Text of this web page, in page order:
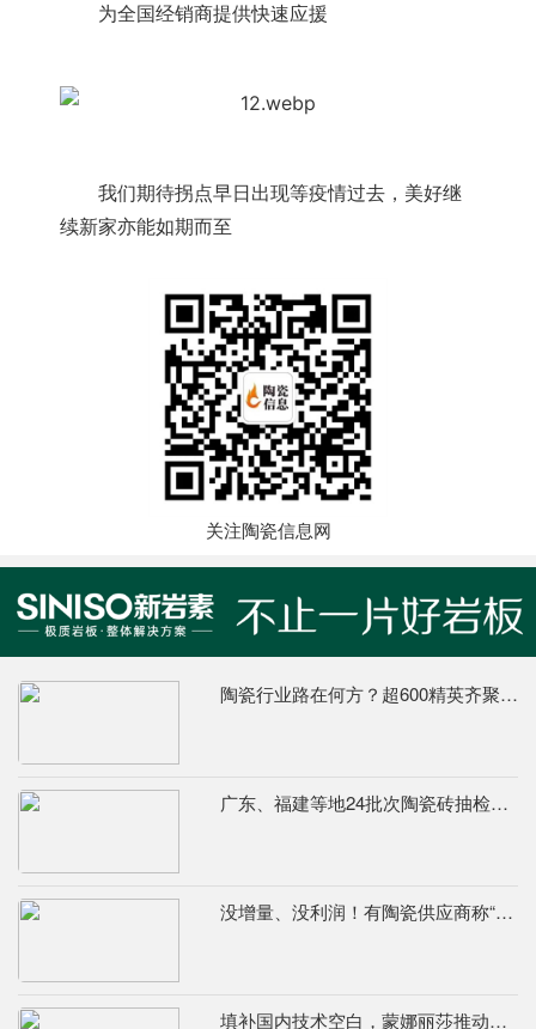
为全国经销商提供快速应援
我们期待拐点早日出现等疫情过去，美好继
续新家亦能如期而至
关注陶瓷信息网
陶瓷行业路在何方？超600精英齐聚陶业年度思想盛会，樊纲、何乾、龙建刚献智破局
广东、福建等地24批次陶瓷砖抽检不合格，67%为吸水率不达标
没增量、没利润！有陶瓷供应商称“现在的市场堪比春节前夕”
填补国内技术空白，蒙娜丽莎推动国际标准落地本地国标